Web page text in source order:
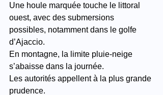
Une houle marquée touche le littoral
ouest, avec des submersions
possibles, notamment dans le golfe
d’Ajaccio.
En montagne, la limite pluie-neige
s’abaisse dans la journée.
Les autorités appellent à la plus grande
prudence.